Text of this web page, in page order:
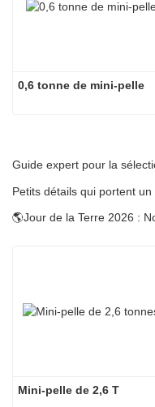
0,6 tonne de mini-pelle
Mini-pelle de 2,6 T